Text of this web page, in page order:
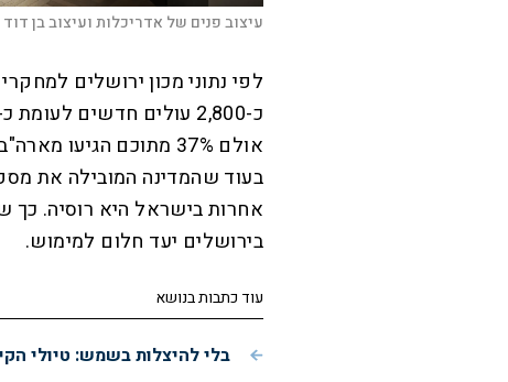
עיצוב פנים של אדריכלות ועיצוב בן
בעוד שהמדינה המובילה את
אחרות בישראל היא רוסיה.
בירושלים יעד חלום למימוש.
עוד כתבות בנושא
בלי להיצלות בשמש: טיולי